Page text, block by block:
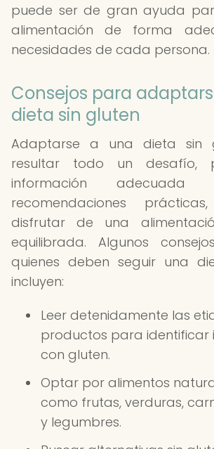
puede ser de gran ayuda
alimentación de forma
necesidades de cada persona.
Consejos para
dieta sin gluten
Adaptarse a una dieta sin
resultar todo un desafío,
información
recomendaciones
disfrutar de una
equilibrada. Algunos
quienes deben seguir una
incluyen:
Leer detenidamente las
productos para identificar
con gluten.
Optar por alimentos
como frutas, verduras,
y legumbres.